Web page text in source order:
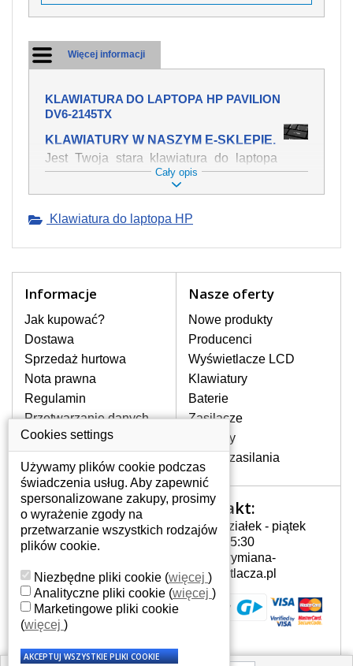
Więcej informacji
KLAWIATURA DO LAPTOPA HP PAVILION
DV6-2145TX
KLAWIATURY W NASZYM E-SKLEPIE.
Jest Twoja stara klawiatura do laptopa
HP Pavilion dv6-2145tx mechanicznie
uszkodzona, polałeś ją płynem, który
swojej pozycji? Kup nową klawiaturę,
Oferujemy oryginalne klawiatury w
stronie internetowej ją znajdziesz za
pomocy wyszukiwarki. Wystarczy znać
model laptopa. Przy każdej klawiaturze
nie może brakować szczególowe zdjęcie
do aktualnego stanu naszego magazynu.
W JAKI SPOSÓB MOŻE SIĘ
PRZEJAWIAĆ USTERKA
Częstymi objawami są pomijanie liter
czy wyświetlanie innych liter oraz
dublowanie tych samych znaków. W
przypadku podlicia klawisze nie
powrócą do pierwotnej pozycji. Albo
też uszkodzenie mechaniczne, np.
JAK TO DZIAŁA?
Klawiatura składa się z kilku
warstw folii, z których przewodzą
przewodzące warstwy.
Cały opis
Klawiatura do laptopa HP
Informacje
Jak kupować?
Dostawa
Sprzedaż hurtowa
Nota prawna
Regulamin
Przetwarzanie danych
osobowych
Gdzie nas znajdziesz
Nasze oferty
Nowe produkty
Producenci
Wyświetlacze LCD
Klawiatury
Baterie
Zasilacze
Zawiasy
Złącza zasilania
Twoje konto
Twoje konto
Dane osobowe
Adresy
Historia zamówień
Kontakt:
Poniedziałek - piątek
7:00 - 15:30
info@wymiana-
wyswietlacza.pl
Cookies settings
Używamy plików cookie podczas
świadczenia usług. Aby zapewnić
spersonalizowane zakupy, prosimy
o wyrażenie zgody na
przetwarzanie wszystkich rodzajów
plików cookie.
Niezbędne pliki cookie (więcej )
Analityczne pliki cookie (więcej )
Marketingowe pliki cookie
(więcej )